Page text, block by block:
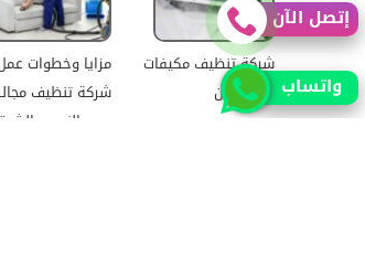
شركة تنظيف مكيفات
ظهرة لبن
مزايا وخطوات
شركة تنظيف
بحى النسيم
إتصل الآن
واتساب